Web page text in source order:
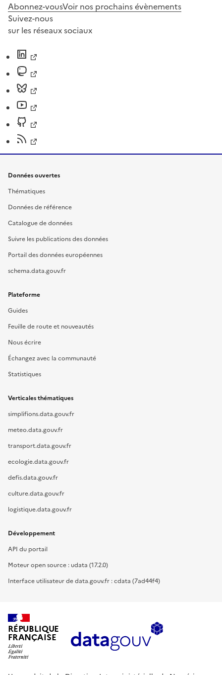
Abonnez-vousVoir nos prochains évènements
Suivez-nous
sur les réseaux sociaux
Données ouvertes
Thématiques
Données de référence
Catalogue de données
Suivre les publications des données
Portail des données européennes
schema.data.gouv.fr
Plateforme
Guides
Feuille de route et nouveautés
Nous écrire
Échangez avec la communauté
Statistiques
Verticales thématiques
simplifions.data.gouv.fr
meteo.data.gouv.fr
transport.data.gouv.fr
ecologie.data.gouv.fr
defis.data.gouv.fr
culture.data.gouv.fr
logistique.data.gouv.fr
Développement
API du portail
Moteur open source : udata (17.2.0)
Interface utilisateur de data.gouv.fr : cdata (7ad44f4)
RÉPUBLIQUE
FRANÇAISE